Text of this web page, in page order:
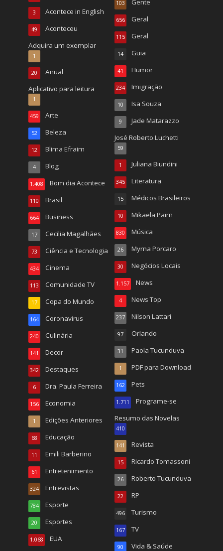
Acontece in English
3
Aconteceu
49
Adquira um exemplar
1
Anual
20
Aplicativo para leitura
1
Arte
459
Beleza
52
Blima Efraim
12
Blog
4
Bom dia Acontece
1.408
Brasil
110
Business
664
Cecilia Magalhães
17
Ciência e Tecnologia
73
Cinema
434
Comunidade TV
113
Copa do Mundo
17
Coronavirus
164
Culinária
240
Decor
141
Destaques
342
Dra. Paula Ferreira
6
Economia
156
Edições Anteriores
1
Educação
68
Emili Barberino
11
Entretenimento
61
Entrevistas
324
Esporte
784
Esportes
20
EUA
1.068
Gente
103
Geral
656
Geral
115
Guia
14
Humor
41
Imigração
234
Isa Souza
10
Jade Matarazzo
9
José Roberto Luchetti
59
Juliana Biundini
1
Literatura
345
Médicos Brasileiros
15
Mikaela Paim
10
Música
830
Myrna Porcaro
26
Negócios Locais
30
News
1.157
News Top
4
Nilson Lattari
237
Orlando
97
Paola Tucunduva
31
PDF para Download
1
Pets
162
Programe-se
1.711
Resumo das Novelas
410
Revista
141
Ricardo Tomassoni
15
Roberto Tucunduva
26
RP
22
Turismo
496
TV
167
Vida & Saúde
90